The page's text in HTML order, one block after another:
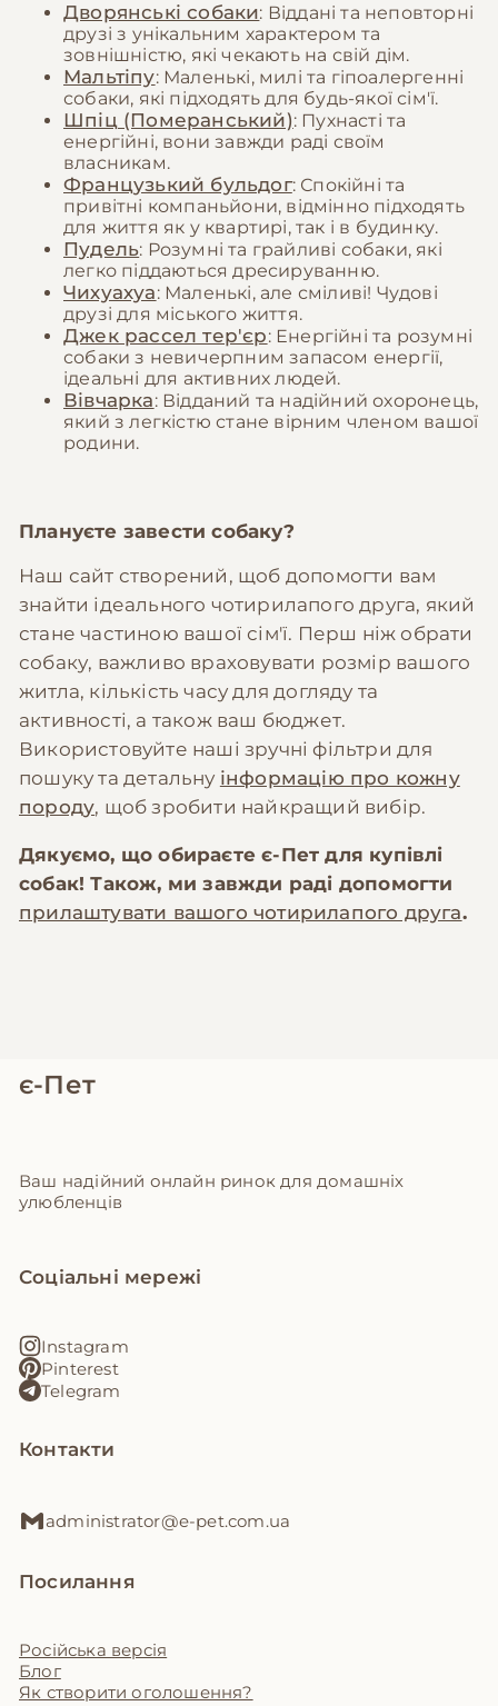
Дворянські собаки: Віддані та неповторні
друзі з унікальним характером та
зовнішністю, які чекають на свій дім.
Мальтіпу: Маленькі, милі та гіпоалергенні
собаки, які підходять для будь-якої сім'ї.
Шпіц (Померанський): Пухнасті та
енергійні, вони завжди раді своїм
власникам.
Французький бульдог: Спокійні та
привітні компаньйони, відмінно підходять
для життя як у квартирі, так і в будинку.
Пудель: Розумні та грайливі собаки, які
легко піддаються дресируванню.
Чихуахуа: Маленькі, але сміливі! Чудові
друзі для міського життя.
Джек рассел тер'єр: Енергійні та розумні
собаки з невичерпним запасом енергії,
ідеальні для активних людей.
Вівчарка: Відданий та надійний охоронець,
який з легкістю стане вірним членом вашої
родини.
Плануєте завести собаку?
Наш сайт створений, щоб допомогти вам
знайти ідеального чотирилапого друга, який
стане частиною вашої сім'ї. Перш ніж обрати
собаку, важливо враховувати розмір вашого
житла, кількість часу для догляду та
активності, а також ваш бюджет.
Використовуйте наші зручні фільтри для
пошуку та детальну інформацію про кожну
породу, щоб зробити найкращий вибір.
Дякуємо, що обираєтеє-Пет для купівлі
собак! Також, ми завжди раді допомогти
прилаштувати вашого чотирилапого друга.
є-Пет
Ваш надійний онлайн ринок для домашніх
улюбленців
Соціальні мережі
Instagram
Pinterest
Telegram
Контакти
administrator@e-pet.com.ua
Посилання
Російська версія
Блог
Як створити оголошення?